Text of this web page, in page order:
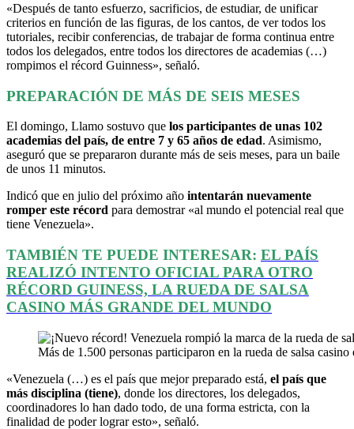
«Después de tanto esfuerzo, sacrificios, de estudiar, de unificar
criterios en función de las figuras, de los cantos, de ver todos los
tutoriales, recibir conferencias, de trabajar de forma continua entre
todos los delegados, entre todos los directores de academias (…)
rompimos el récord Guinness», señaló.
PREPARACIÓN DE MÁS DE SEIS MESES
El domingo, Llamo sostuvo que los participantes de unas 102
academias del país, de entre 7 y 65 años de edad. Asimismo,
aseguró que se prepararon durante más de seis meses, para un baile
de unos 11 minutos.
Indicó que en julio del próximo año intentarán nuevamente
romper este récord para demostrar «al mundo el potencial real que
tiene Venezuela».
TAMBIÉN TE PUEDE INTERESAR: EL PAÍS
REALIZÓ INTENTO OFICIAL PARA OTRO
RÉCORD GUINESS, LA RUEDA DE SALSA
CASINO MÁS GRANDE DEL MUNDO
Más de 1.500 personas participaron en la rueda de salsa
«Venezuela (…) es el país que mejor preparado está, el país que
más disciplina (tiene), donde los directores, los delegados,
coordinadores lo han dado todo, de una forma estricta, con la
finalidad de poder lograr esto», señaló.